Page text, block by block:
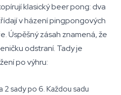
klasický beer pong: dva
v házení pingpongových
Úspěšný zásah znamená, že
odstraní. Tady je
po výhru:
2 sady po 6. Každou sadu